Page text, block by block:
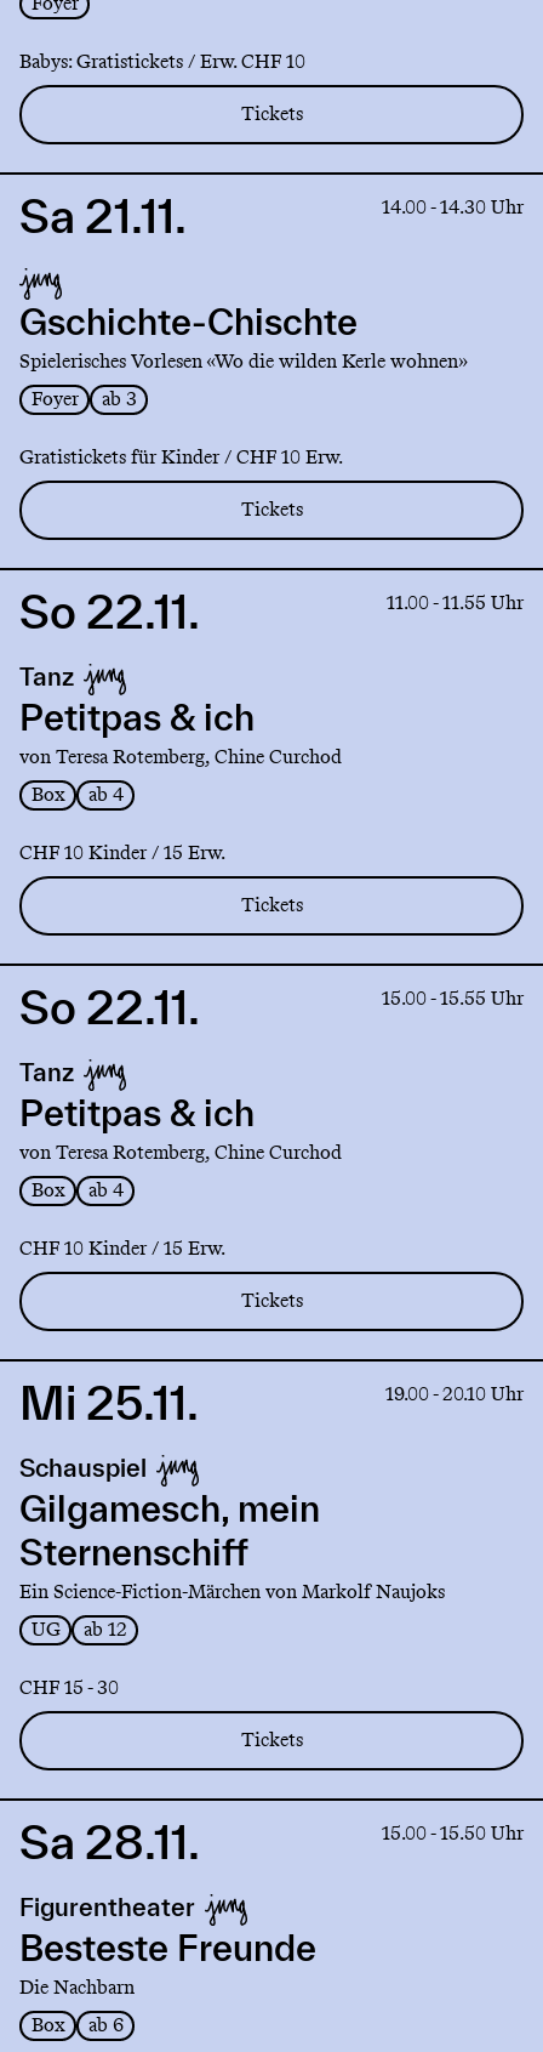
Babys: Gratistickets / Erw. CHF 10
Tickets
Link
Gschichte-
Chischte
Sa 21.11. 14.00 - 14.30 Uhr
Gschichte-Chischte
Spielerisches Vorlesen «Wo die wilden Kerle wohnen»
Foyer
ab 3
Gratistickets für Kinder / CHF 10 Erw.
Tickets
Link
Petitpas
ich
So 22.11. 11.00 - 11.55 Uhr
Tanz
Petitpas & ich
von Teresa Rotemberg, Chine Curchod
Box
ab 4
CHF 10 Kinder / 15 Erw.
Tickets
Link
Petitpas
ich
So 22.11. 15.00 - 15.55 Uhr
Tanz
Petitpas & ich
von Teresa Rotemberg, Chine Curchod
Box
ab 4
CHF 10 Kinder / 15 Erw.
Tickets
Link
Gilgamesch,
mein
Sternenschiff
Mi 25.11. 19.00 - 20.10 Uhr
Schauspiel
Gilgamesch, mein
Sternenschiff
Ein Science-Fiction-Märchen von Markolf Naujoks
UG
ab 12
CHF 15 - 30
Tickets
Link
Besteste
Freunde
Sa 28.11. 15.00 - 15.50 Uhr
Figurentheater
Besteste Freunde
Die Nachbarn
Box
ab 6